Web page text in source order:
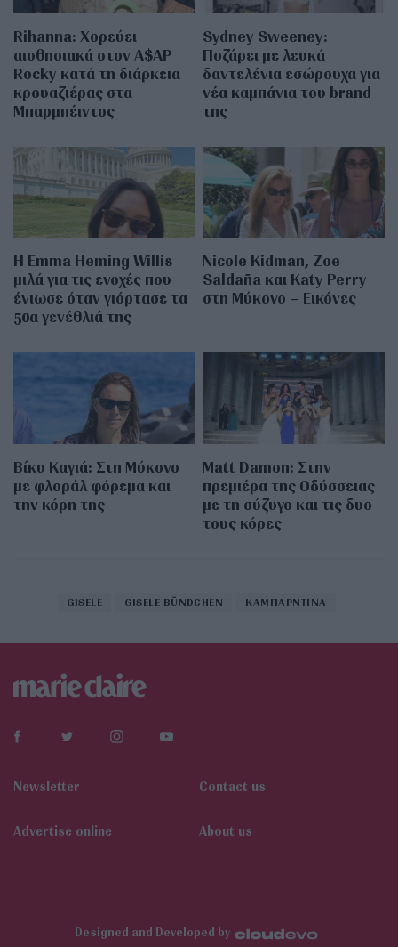
Rihanna: Χορεύει
αισθησιακά στον A$AP
Rocky κατά τη διάρκεια
κρουαζιέρας στα
Μπαρμπέιντος
Sydney Sweeney:
Ποζάρει με λευκά
δαντελένια εσώρουχα για
νέα καμπάνια του brand
της
H Emma Heming Willis
μιλά για τις ενοχές που
ένιωσε όταν γιόρτασε τα
50α γενέθλιά της
Nicole Kidman, Zoe
Saldaña και Katy Perry
στη Μύκονο – Εικόνες
Βίκυ Καγιά: Στη Μύκονο
με φλοράλ φόρεμα και
την κόρη της
Matt Damon: Στην
πρεμιέρα της Οδύσσειας
με τη σύζυγο και τις δυο
τους κόρες
GISELE GISELE BÜNDCHEN ΚΑΜΠΑΡΝΤΙΝΑ
Newsletter Contact us
Αdvertise online About us
Designed and Developed by